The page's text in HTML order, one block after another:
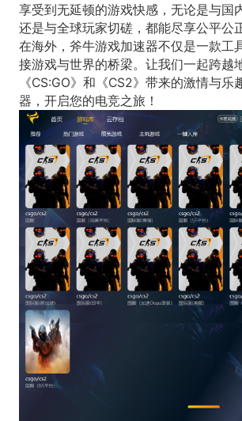
享受到无延顿的游戏快感，无论是与国
还是与全球玩家切磋，都能尽享公平公
在海外，斧牛游戏加速器不仅是一款工
接游戏与世界的桥梁。让我们一起跨越
《CS:GO》和《CS2》带来的激情与乐
器，开启您的电竞之旅！